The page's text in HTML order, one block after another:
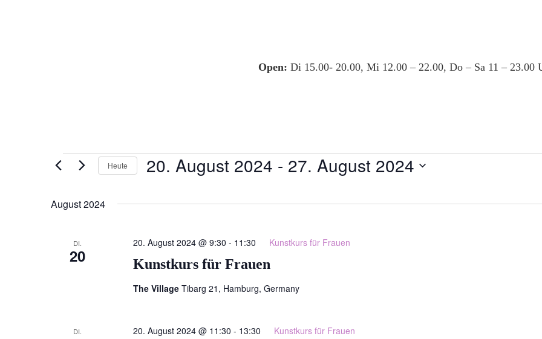
Open: Di 15.00- 20.00, Mi 12.00 – 22.00, Do – Sa 11 – 23.00
Veranstaltungen
Heute 20. August 2024 - 27. August 2024
August 2024
DI.
20 Kunstkurs für Frauen
20. August 2024 @ 9:30 - 11:30 Kunstkurs für Frauen
The Village Tibarg 21, Hamburg, Germany
DI. 20. August 2024 @ 11:30 - 13:30 Kunstkurs für Frauen